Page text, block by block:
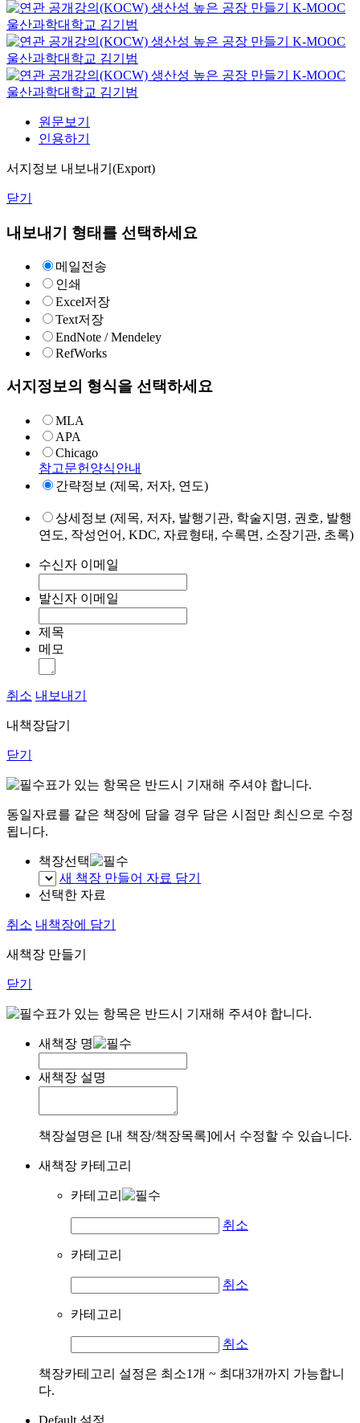
생산성 높은 공장 만들기
K-MOOC
울산과학대학교 김기범
생산성 높은 공장 만들기
K-MOOC
울산과학대학교 김기범
생산성 높은 공장 만들기
K-MOOC
울산과학대학교 김기범
원문보기
인용하기
서지정보 내보내기(Export)
닫기
내보내기 형태를 선택하세요
메일전송
인쇄
Excel저장
Text저장
EndNote / Mendeley
RefWorks
서지정보의 형식을 선택하세요
MLA
APA
Chicago
참고문헌양식안내
간략정보 (제목, 저자, 연도)
상세정보 (제목, 저자, 발행기관, 학술지명, 권호, 발행
연도, 작성언어, KDC, 자료형태, 수록면, 소장기관, 초록)
수신자 이메일
발신자 이메일
제목
메모
취소 내보내기
내책장담기
닫기
표가 있는 항목은 반드시 기재해 주셔야 합니다.
동일자료를 같은 책장에 담을 경우 담은 시점만 최신으로 수정
됩니다.
책장선택
새 책장 만들어 자료 담기
선택한 자료
취소 내책장에 담기
새책장 만들기
닫기
표가 있는 항목은 반드시 기재해 주셔야 합니다.
새책장 명
새책장 설명
책장설명은 [내 책장/책장목록]에서 수정할 수 있습니다.
새책장 카테고리
카테고리
취소
카테고리
취소
카테고리
취소
책장카테고리 설정은 최소1개 ~ 최대3개까지 가능합니
다.
Default 설정